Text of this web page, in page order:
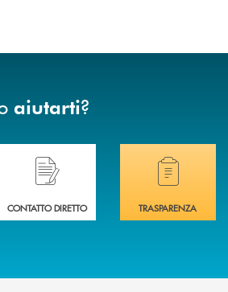
aiutarti?
delle filiali di Banca di Caraglio.
Hai bisogno di assistenza immediata?
CONTATTO DIRETTO
Hai bisogno di
TRASPARENZA